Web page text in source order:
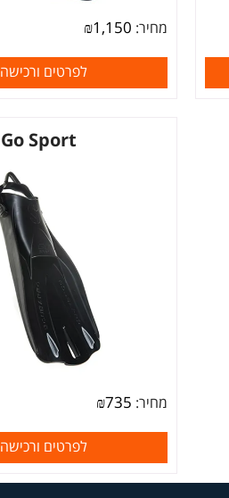
מחיר: ₪1,150
לפרטים ורכישה
Go Sport
מחיר: ₪735
לפרטים ורכישה